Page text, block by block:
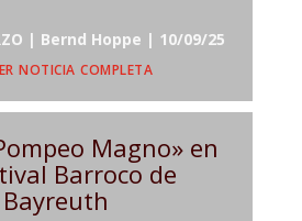
| Bernd Hoppe | 10/09/25
noticia completa
Magno» en
Barroco de
Bayreuth